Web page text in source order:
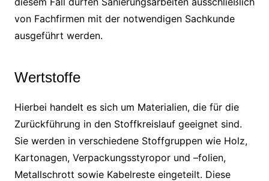
von Fachfirmen mit der notwendigen Sachkunde
ausgeführt werden.
Wertstoffe
Hierbei handelt es sich um Materialien, die für die
Zurückführung in den Stoffkreislauf geeignet sind.
Sie werden in verschiedene Stoffgruppen wie Holz,
Kartonagen, Verpackungsstyropor und –folien,
Metallschrott sowie Kabelreste eingeteilt. Diese